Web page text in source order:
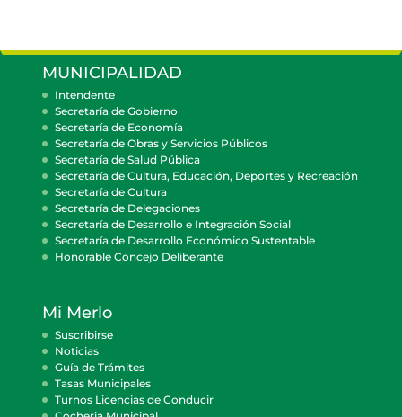
MUNICIPALIDAD
Intendente
Secretaría de Gobierno
Secretaría de Economía
Secretaría de Obras y Servicios Públicos
Secretaría de Salud Pública
Secretaría de Cultura, Educación, Deportes y Recreación
Secretaría de Cultura
Secretaría de Delegaciones
Secretaría de Desarrollo e Integración Social
Secretaría de Desarrollo Económico Sustentable
Honorable Concejo Deliberante
Mi Merlo
Suscribirse
Noticias
Guía de Trámites
Tasas Municipales
Turnos Licencias de Conducir